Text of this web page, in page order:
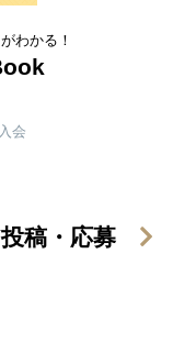
わかる！
会
投稿・応募